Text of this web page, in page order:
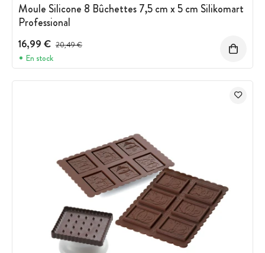
Moule Silicone 8 Bûchettes 7,5 cm x 5 cm Silikomart
Professional
16,99 € Prix avant réduction :
20,49 €
En stock